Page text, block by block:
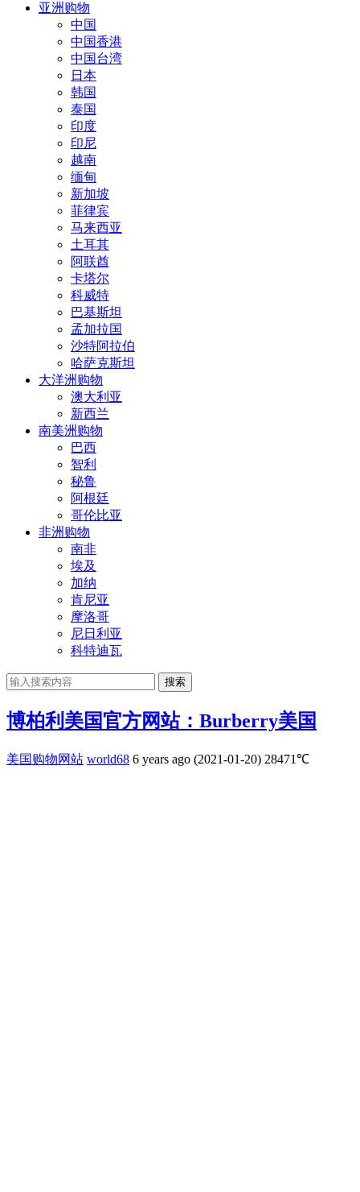
亚洲购物
中国
中国香港
中国台湾
日本
韩国
泰国
印度
印尼
越南
缅甸
新加坡
菲律宾
马来西亚
土耳其
阿联酋
卡塔尔
科威特
巴基斯坦
孟加拉国
沙特阿拉伯
哈萨克斯坦
大洋洲购物
澳大利亚
新西兰
南美洲购物
巴西
智利
秘鲁
阿根廷
哥伦比亚
非洲购物
南非
埃及
加纳
肯尼亚
摩洛哥
尼日利亚
科特迪瓦
搜索
博柏利美国官方网站：Burberry美国
美国购物网站 world68 6 years ago (2021-01-20) 28471℃